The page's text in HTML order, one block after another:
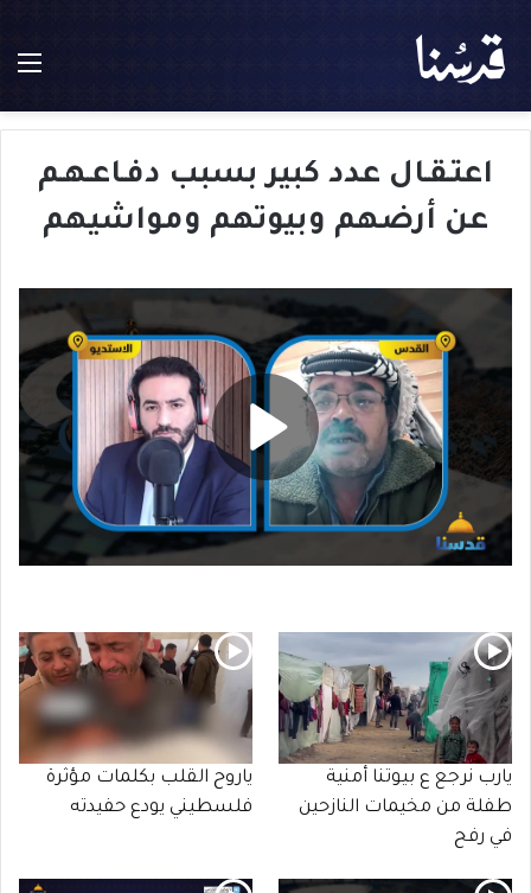
اعتـقـال عدد كبير بسبب دفـاعـهـم
عن أرضهم وبيوتهم ومواشيهم
يارب نرجع ع بيوتنا أمنية
طفلة من مخيمات النازحين
في رفح
ياروح القلب بكلمات مؤثرة
فلسطيني يودع حفيدته